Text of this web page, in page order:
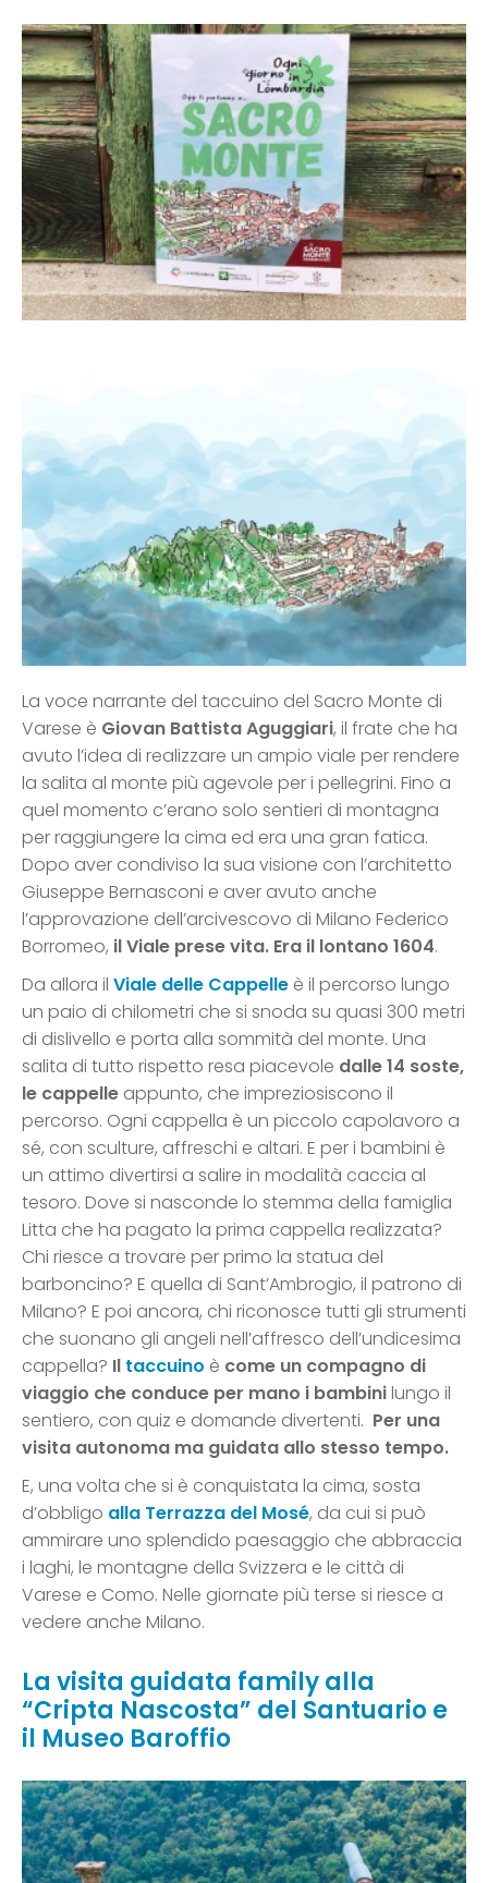
La voce narrante del taccuino del Sacro Monte di
Varese è Giovan Battista Aguggiari, il frate che ha
avuto l’idea di realizzare un ampio viale per rendere
la salita al monte più agevole per i pellegrini. Fino a
quel momento c’erano solo sentieri di montagna
per raggiungere la cima ed era una gran fatica.
Dopo aver condiviso la sua visione con l’architetto
Giuseppe Bernasconi e aver avuto anche
l’approvazione dell’arcivescovo di Milano Federico
Borromeo, il Viale prese vita. Era il lontano 1604.
Da allora il Viale delle Cappelle è il percorso lungo
un paio di chilometri che si snoda su quasi 300 metri
di dislivello e porta alla sommità del monte. Una
salita di tutto rispetto resa piacevole dalle 14 soste,
le cappelle appunto, che impreziosiscono il
percorso. Ogni cappella è un piccolo capolavoro a
sé, con sculture, affreschi e altari. E per i bambini è
un attimo divertirsi a salire in modalità caccia al
tesoro. Dove si nasconde lo stemma della famiglia
Litta che ha pagato la prima cappella realizzata?
Chi riesce a trovare per primo la statua del
barboncino? E quella di Sant’Ambrogio, il patrono di
Milano? E poi ancora, chi riconosce tutti gli strumenti
che suonano gli angeli nell’affresco dell’undicesima
cappella? Il taccuino è come un compagno di
viaggio che conduce per mano i bambinilungo il
sentiero, con quiz e domande divertenti. Per una
visita autonoma ma guidata allo stesso tempo.
E, una volta che si è conquistata la cima, sosta
d’obbligo alla Terrazza del Mosé, da cui si può
ammirare uno splendido paesaggio che abbraccia
i laghi, le montagne della Svizzera e le città di
Varese e Como. Nelle giornate più terse si riesce a
vedere anche Milano.
La visita guidata family alla
“Cripta Nascosta” del Santuario e
il Museo Baroffio